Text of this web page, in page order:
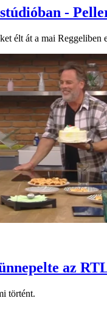
-
élt át a mai Reggeliben
az
történt.